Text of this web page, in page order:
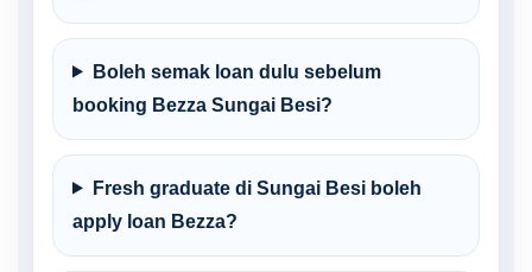
Boleh semak loan dulu sebelum
booking Bezza Sungai Besi?
Fresh graduate di Sungai Besi boleh
apply loan Bezza?